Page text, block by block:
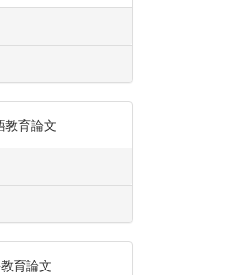
教育論文
育論文